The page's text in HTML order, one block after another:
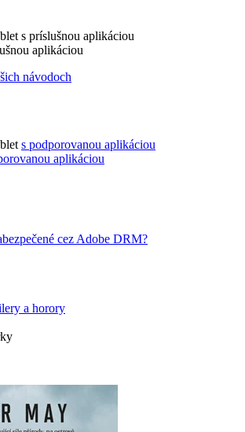
s príslušnou aplikáciou
aplikáciou
návodoch
s podporovanou aplikáciou
aplikáciou
cez Adobe DRM?
a horory